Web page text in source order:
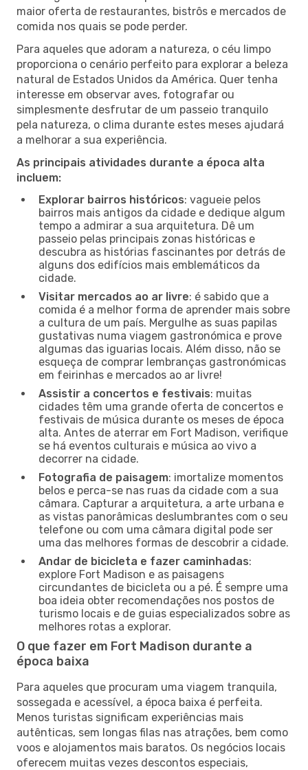
maior oferta de restaurantes, bistrôs e mercados de
comida nos quais se pode perder.
Para aqueles que adoram a natureza, o céu limpo
proporciona o cenário perfeito para explorar a beleza
natural de Estados Unidos da América. Quer tenha
interesse em observar aves, fotografar ou
simplesmente desfrutar de um passeio tranquilo
pela natureza, o clima durante estes meses ajudará
a melhorar a sua experiência.
As principais atividades durante a época alta
incluem:
Explorar bairros históricos: vagueie pelos
bairros mais antigos da cidade e dedique algum
tempo a admirar a sua arquitetura. Dê um
passeio pelas principais zonas históricas e
descubra as histórias fascinantes por detrás de
alguns dos edifícios mais emblemáticos da
cidade.
Visitar mercados ao ar livre: é sabido que a
comida é a melhor forma de aprender mais sobre
a cultura de um país. Mergulhe as suas papilas
gustativas numa viagem gastronómica e prove
algumas das iguarias locais. Além disso, não se
esqueça de comprar lembranças gastronómicas
em feirinhas e mercados ao ar livre!
Assistir a concertos e festivais: muitas
cidades têm uma grande oferta de concertos e
festivais de música durante os meses de época
alta. Antes de aterrar em Fort Madison, verifique
se há eventos culturais e música ao vivo a
decorrer na cidade.
Fotografia de paisagem: imortalize momentos
belos e perca-se nas ruas da cidade com a sua
câmara. Capturar a arquitetura, a arte urbana e
as vistas panorâmicas deslumbrantes com o seu
telefone ou com uma câmara digital pode ser
uma das melhores formas de descobrir a cidade.
Andar de bicicleta e fazer caminhadas:
explore Fort Madison e as paisagens
circundantes de bicicleta ou a pé. É sempre uma
boa ideia obter recomendações nos postos de
turismo locais e de guias especializados sobre as
melhores rotas a explorar.
O que fazer em Fort Madison durante a
época baixa
Para aqueles que procuram uma viagem tranquila,
sossegada e acessível, a época baixa é perfeita.
Menos turistas significam experiências mais
autênticas, sem longas filas nas atrações, bem como
voos e alojamentos mais baratos. Os negócios locais
oferecem muitas vezes descontos especiais,